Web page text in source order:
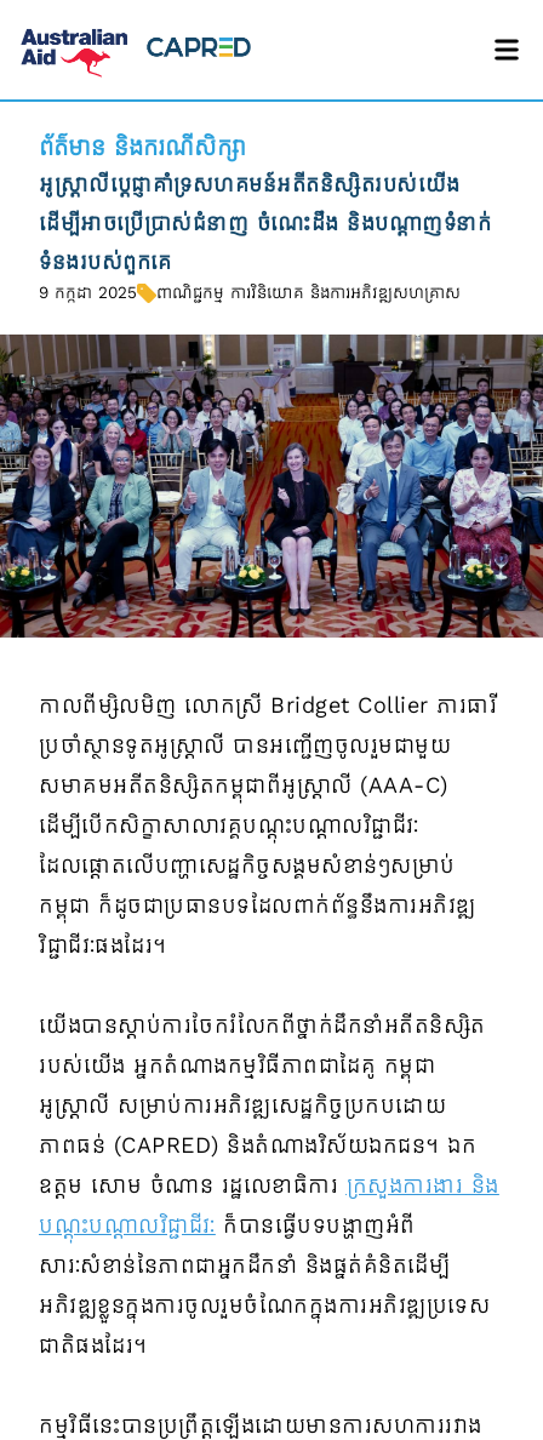
ព័ត៌មាន និងករណីសិក្សា
អូស្ត្រាលីប្តេជ្ញាគាំទ្រសហគមន៍អតីតនិស្សិតរបស់យើង
ដើម្បីអាចប្រើប្រាស់ជំនាញ ចំណេះដឹង និងបណ្តាញទំនាក់
ទំនងរបស់ពួកគេ
9 កក្កដា 2025 ពាណិជ្ជកម្ម ការវិនិយោគ និងការអភិវឌ្ឍសហគ្រាស
កាលពីម្សិលមិញ លោកស្រី Bridget Collier ភារធារី
ប្រចាំស្ថានទូតអូស្ត្រាលី បានអញ្ជើញចូលរួមជាមួយ
សមាគមអតីតនិស្សិតកម្ពុជាពីអូស្ត្រាលី (AAA-C)
ដើម្បីបើកសិក្ខាសាលាវគ្គបណ្ដុះបណ្ដាលវិជ្ជាជីវៈ
ដែលផ្តោតលើបញ្ហាសេដ្ឋកិច្ចសង្គមសំខាន់ៗសម្រាប់
កម្ពុជា ក៏ដូចជាប្រធានបទដែលពាក់ព័ន្ធនឹងការអភិវឌ្ឍ
វិជ្ជាជីវៈផងដែរ។
យើងបានស្តាប់ការចែករំលែកពីថ្នាក់ដឹកនាំអតីតនិស្សិត
របស់យើង អ្នកតំណាងកម្មវិធីភាពជាដៃគូ កម្ពុជា
អូស្ត្រាលី សម្រាប់ការអភិវឌ្ឍសេដ្ឋកិច្ចប្រកបដោយ
ភាពធន់ (CAPRED) និងតំណាងវិស័យឯកជន។ ឯក
ឧត្តម សោម ចំណាន រដ្ឋលេខាធិការ ក្រសួងការងារ និង
បណ្តុះបណ្តាលវិជ្ជាជីវៈ ក៏បានធ្វើបទបង្ហាញអំពី
សារៈសំខាន់នៃភាពជាអ្នកដឹកនាំ និងផ្នត់គំនិតដើម្បី
អភិវឌ្ឍខ្លួនក្នុងការចូលរួមចំណែកក្នុងការអភិវឌ្ឍប្រទេស
ជាតិផងដែរ។
កម្មវិធីនេះបានប្រព្រឹត្តឡើងដោយមានការសហការរវាង